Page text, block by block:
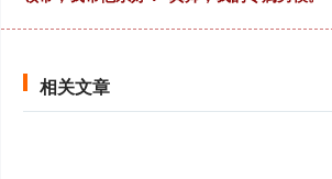
相关文章